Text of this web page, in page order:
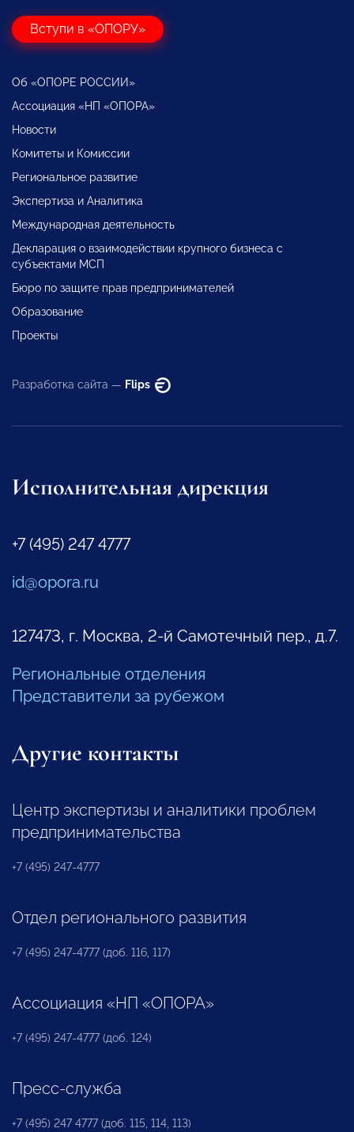
Вступи в «ОПОРУ»
Об «ОПОРЕ РОССИИ»
Ассоциация «НП «ОПОРА»
Новости
Комитеты и Комиссии
Региональное развитие
Экспертиза и Аналитика
Международная деятельность
Декларация о взаимодействии крупного бизнеса с
субъектами МСП
Бюро по защите прав предпринимателей
Образование
Проекты
Разработка сайта — Flips
Исполнительная дирекция
+7 (495) 247 4777
id@opora.ru
127473, г. Москва, 2-й Самотечный пер., д.7.
Региональные отделения
Представители за рубежом
Другие контакты
Центр экспертизы и аналитики проблем
предпринимательства
+7 (495) 247-4777
Отдел регионального развития
+7 (495) 247-4777 (доб. 116, 117)
Ассоциация «НП «ОПОРА»
+7 (495) 247-4777 (доб. 124)
Пресс-служба
+7 (495) 247 4777 (доб. 115, 114, 113)